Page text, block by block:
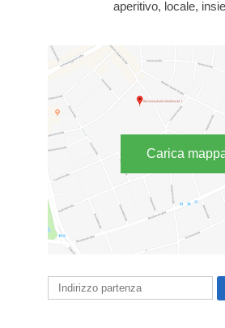
aperitivo, locale,
Carica